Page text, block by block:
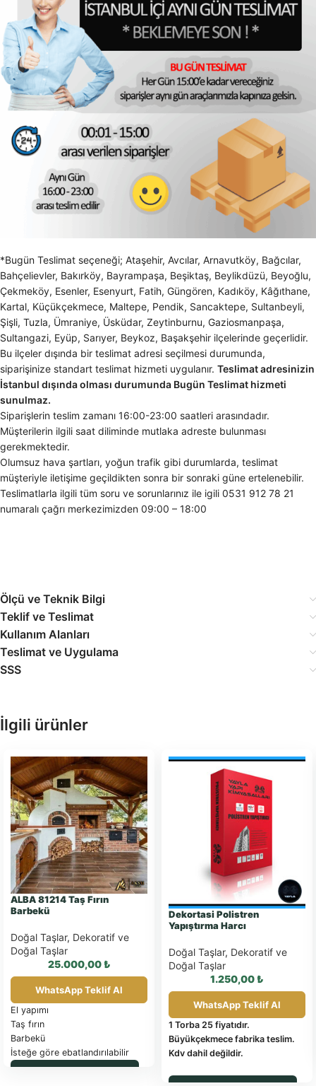
*Bugün Teslimat seçeneği; Ataşehir, Avcılar, Arnavutköy, Bağcılar,
Bahçelievler, Bakırköy, Bayrampaşa, Beşiktaş, Beylikdüzü, Beyoğlu,
Çekmeköy, Esenler, Esenyurt, Fatih, Güngören, Kadıköy, Kâğıthane,
Kartal, Küçükçekmece, Maltepe, Pendik, Sancaktepe, Sultanbeyli,
Şişli, Tuzla, Ümraniye, Üsküdar, Zeytinburnu, Gaziosmanpaşa,
Sultangazi, Eyüp, Sarıyer, Beykoz, Başakşehir ilçelerinde geçerlidir.
Bu ilçeler dışında bir teslimat adresi seçilmesi durumunda,
siparişinize standart teslimat hizmeti uygulanır. Teslimat adresinizin
İstanbul dışında olması durumunda Bugün Teslimat hizmeti
sunulmaz.
Siparişlerin teslim zamanı 16:00-23:00 saatleri arasındadır.
Müşterilerin ilgili saat diliminde mutlaka adreste bulunması
gerekmektedir.
Olumsuz hava şartları, yoğun trafik gibi durumlarda, teslimat
müşteriyle iletişime geçildikten sonra bir sonraki güne ertelenebilir.
Teslimatlarla ilgili tüm soru ve sorunlarınız ile igili 0531 912 78 21
numaralı çağrı merkezimizden 09:00 – 18:00
Ölçü ve Teknik Bilgi
Teklif ve Teslimat
Kullanım Alanları
Teslimat ve Uygulama
SSS
İlgili ürünler
ALBA 81214 Taş Fırın
Barbekü
Doğal Taşlar, Dekoratif ve
Doğal Taşlar
25.000,00₺
WhatsApp Teklif Al
El yapımı
Taş fırın
Barbekü
İsteğe göre ebatlandırılabilir
Dekortasi Polistren
Yapıştırma Harcı
Doğal Taşlar, Dekoratif ve
Doğal Taşlar
1.250,00₺
WhatsApp Teklif Al
1 Torba 25 fiyatıdır.
Büyükçekmece fabrika teslim.
Kdv dahil değildir.